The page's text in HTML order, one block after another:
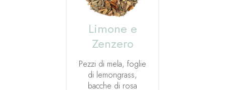
Limone e
Zenzero
Pezzi di mela, foglie
di lemongrass,
bacche di rosa